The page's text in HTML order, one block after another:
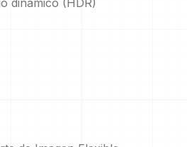
dinámico (HDR)